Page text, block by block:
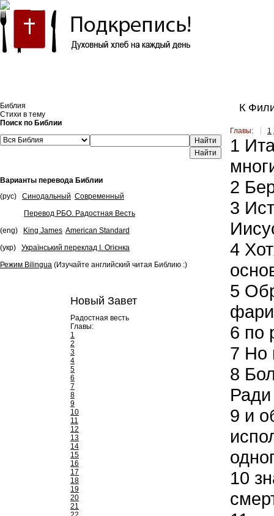
Библия
Стихи в тему
Поиск по Библии
Найти
Варианты перевода Библии
(рус)
Синодальный Современный
Перевод РБО. Радостная Весть
(eng)
King James American Standard
(укр)
Український переклад І. Огієнка
Режим Bilingua (Изучайте английский читая Библию :)
Новый Завет
Радостная весть
Главы:
1
2
3
4
5
6
7
8
9
10
11
12
13
14
15
16
17
18
19
20
21
К
Главы: 1
1
2
3
4
5
6 по
7 Но
8
9 и
10